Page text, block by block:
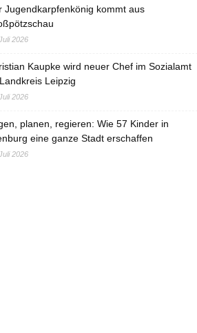
Jugendkarpfenkönig kommt aus
2026
Kaupke wird neuer Chef im Sozialamt
Leipzig
2026
planen, regieren: Wie 57 Kinder in
eine ganze Stadt erschaffen
2026